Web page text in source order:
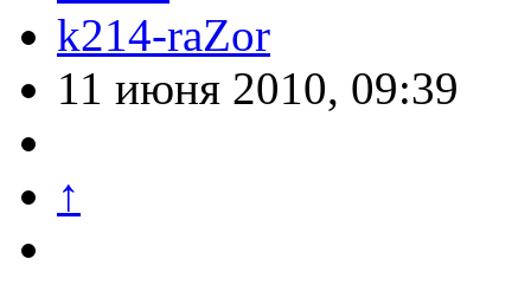
k214-raZor
11 июня 2010, 09:39
↑